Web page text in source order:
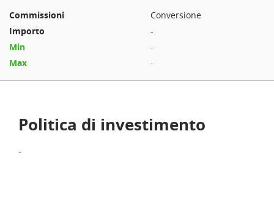
Conversione
-
-
-
Politica di investimento
-